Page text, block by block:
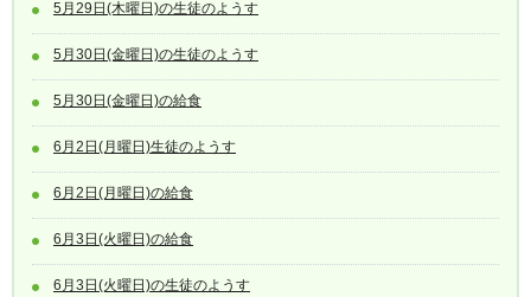
5月29日(木曜日)の生徒のようす
5月30日(金曜日)の生徒のようす
5月30日(金曜日)の給食
6月2日(月曜日)生徒のようす
6月2日(月曜日)の給食
6月3日(火曜日)の給食
6月3日(火曜日)の生徒のようす